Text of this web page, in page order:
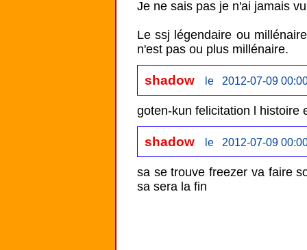
Je ne sais pas je n'ai jamais
Le ssj légendaire ou
n'est pas ou plus millénaire.
shadow le 2012-07-09
shadow le 2012-07-09
sa se trouve freezer va faire